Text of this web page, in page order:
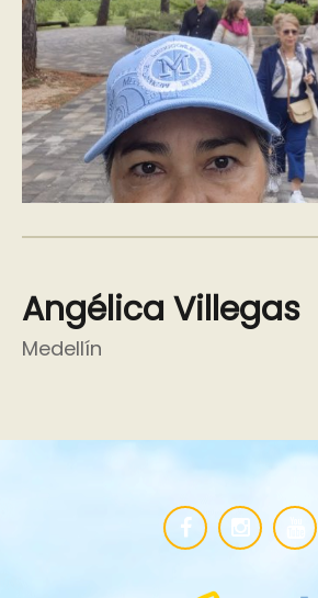
Angélica Villegas
Medellín